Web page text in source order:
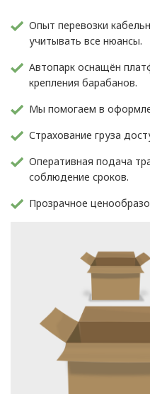
Опыт перевозки
учитывать все нюансы.
Автопарк оснащён
крепления барабанов.
Мы помогаем в
Страхование груза
Оперативная подача
соблюдение сроков.
Прозрачное